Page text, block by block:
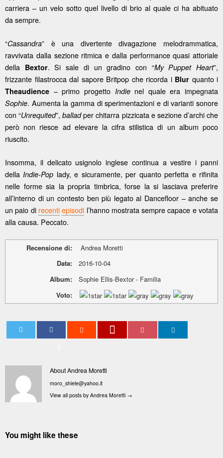
carriera – un velo sotto quel livello di brio al quale ci ha abituato
da sempre.
“Cassandra” è una divertente divagazione melodrammatica,
ravvivata dalla sezione ritmica e dalla performance quasi attoriale
della Bextor. Si sale di un gradino con “My Puppet Heart”,
frizzante filastrocca dal sapore Britpop che ricorda i Blur quanto i
Theaudience – primo progetto Indienel quale era impegnata
Sophie. Aumenta la gamma di sperimentazioni e di varianti sonore
con “Unrequited”,balladper chitarra pizzicata e sezione d’archi che
però non riesce ad elevare la cifra stilistica di un album poco
riuscito.
Insomma, il delicato usignolo inglese continua a vestire i panni
della Indie-Pop lady, e sicuramente, per quanto perfetta e rifinita
nelle forme sia la propria timbrica, forse la si lasciava preferire
all’interno di un contesto ben più legato al Dancefloor – anche se
un paio di recenti episodi l’hanno mostrata sempre capace e votata
alla causa. Peccato.
Recensione di:
Andrea Moretti
Data:
2016-10-04
Album:
Sophie Ellis-Bextor - Familia
Voto:
About Andrea Moretti
moro_shiele@yahoo.it
View all posts by Andrea Moretti →
You might like these